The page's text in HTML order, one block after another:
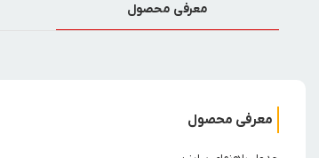
معرفی محصول
معرفی محصول